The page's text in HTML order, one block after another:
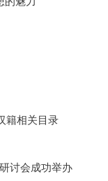
籍相关目录
讨会成功举办